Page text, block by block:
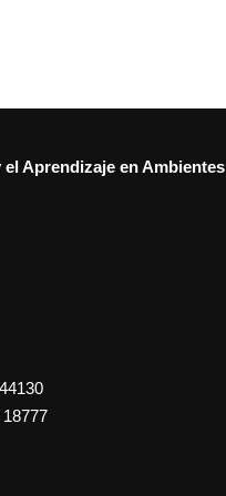
Aprendizaje en Ambientes
/ 18777